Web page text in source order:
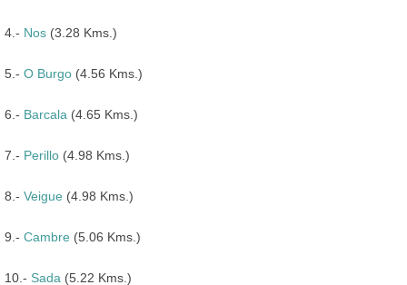
4.- Nos (3.28 Kms.)
5.- O Burgo (4.56 Kms.)
6.- Barcala (4.65 Kms.)
7.- Perillo (4.98 Kms.)
8.- Veigue (4.98 Kms.)
9.- Cambre (5.06 Kms.)
10.- Sada (5.22 Kms.)